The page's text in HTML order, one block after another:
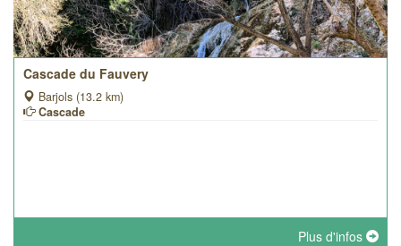
Cascade du Fauvery
Barjols (13.2 km)
Cascade
Plus d'infos